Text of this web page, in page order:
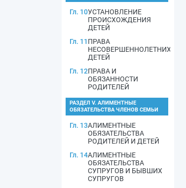
Гл. 10УСТАНОВЛЕНИЕ
ПРОИСХОЖДЕНИЯ
ДЕТЕЙ
Гл. 11ПРАВА
НЕСОВЕРШЕННОЛЕТНИХ
ДЕТЕЙ
Гл. 12ПРАВА И
ОБЯЗАННОСТИ
РОДИТЕЛЕЙ
РАЗДЕЛ V. АЛИМЕНТНЫЕ
ОБЯЗАТЕЛЬСТВА ЧЛЕНОВ СЕМЬИ
Гл. 13АЛИМЕНТНЫЕ
ОБЯЗАТЕЛЬСТВА
РОДИТЕЛЕЙ И ДЕТЕЙ
Гл. 14АЛИМЕНТНЫЕ
ОБЯЗАТЕЛЬСТВА
СУПРУГОВ И БЫВШИХ
СУПРУГОВ